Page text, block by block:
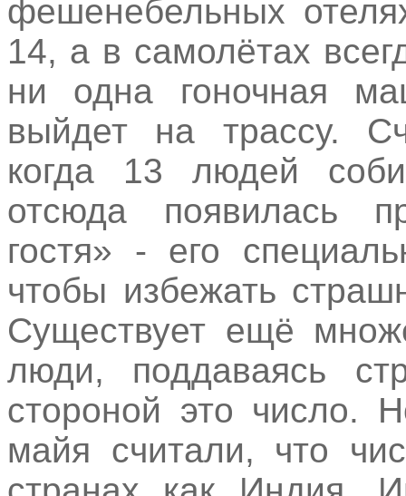
фешенебельных
14, а в самолётах
ни одна гоночная
выйдет на трассу.
когда 13 людей
отсюда появилась
гостя» - его
чтобы избежать
Существует ещё
люди, поддаваясь
стороной это число.
майя считали, что